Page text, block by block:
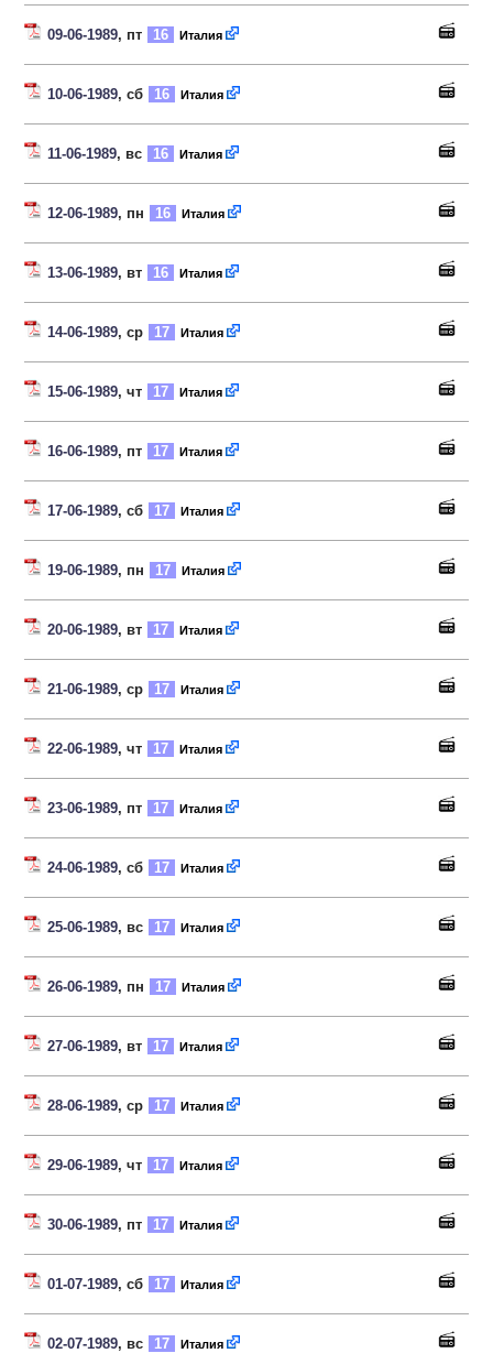
09-06-1989, пт 16 Италия
10-06-1989, сб 16 Италия
11-06-1989, вс 16 Италия
12-06-1989, пн 16 Италия
13-06-1989, вт 16 Италия
14-06-1989, ср 17 Италия
15-06-1989, чт 17 Италия
16-06-1989, пт 17 Италия
17-06-1989, сб 17 Италия
19-06-1989, пн 17 Италия
20-06-1989, вт 17 Италия
21-06-1989, ср 17 Италия
22-06-1989, чт 17 Италия
23-06-1989, пт 17 Италия
24-06-1989, сб 17 Италия
25-06-1989, вс 17 Италия
26-06-1989, пн 17 Италия
27-06-1989, вт 17 Италия
28-06-1989, ср 17 Италия
29-06-1989, чт 17 Италия
30-06-1989, пт 17 Италия
01-07-1989, сб 17 Италия
02-07-1989, вс 17 Италия